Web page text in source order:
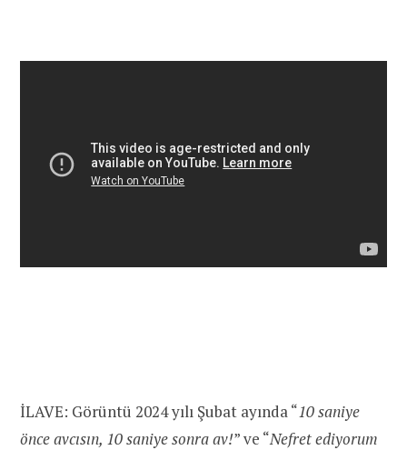
İLAVE: Görüntü 2024 yılı Şubat ayında “10 saniye
önce avcısın, 10 saniye sonra av!” ve “Nefret ediyorum